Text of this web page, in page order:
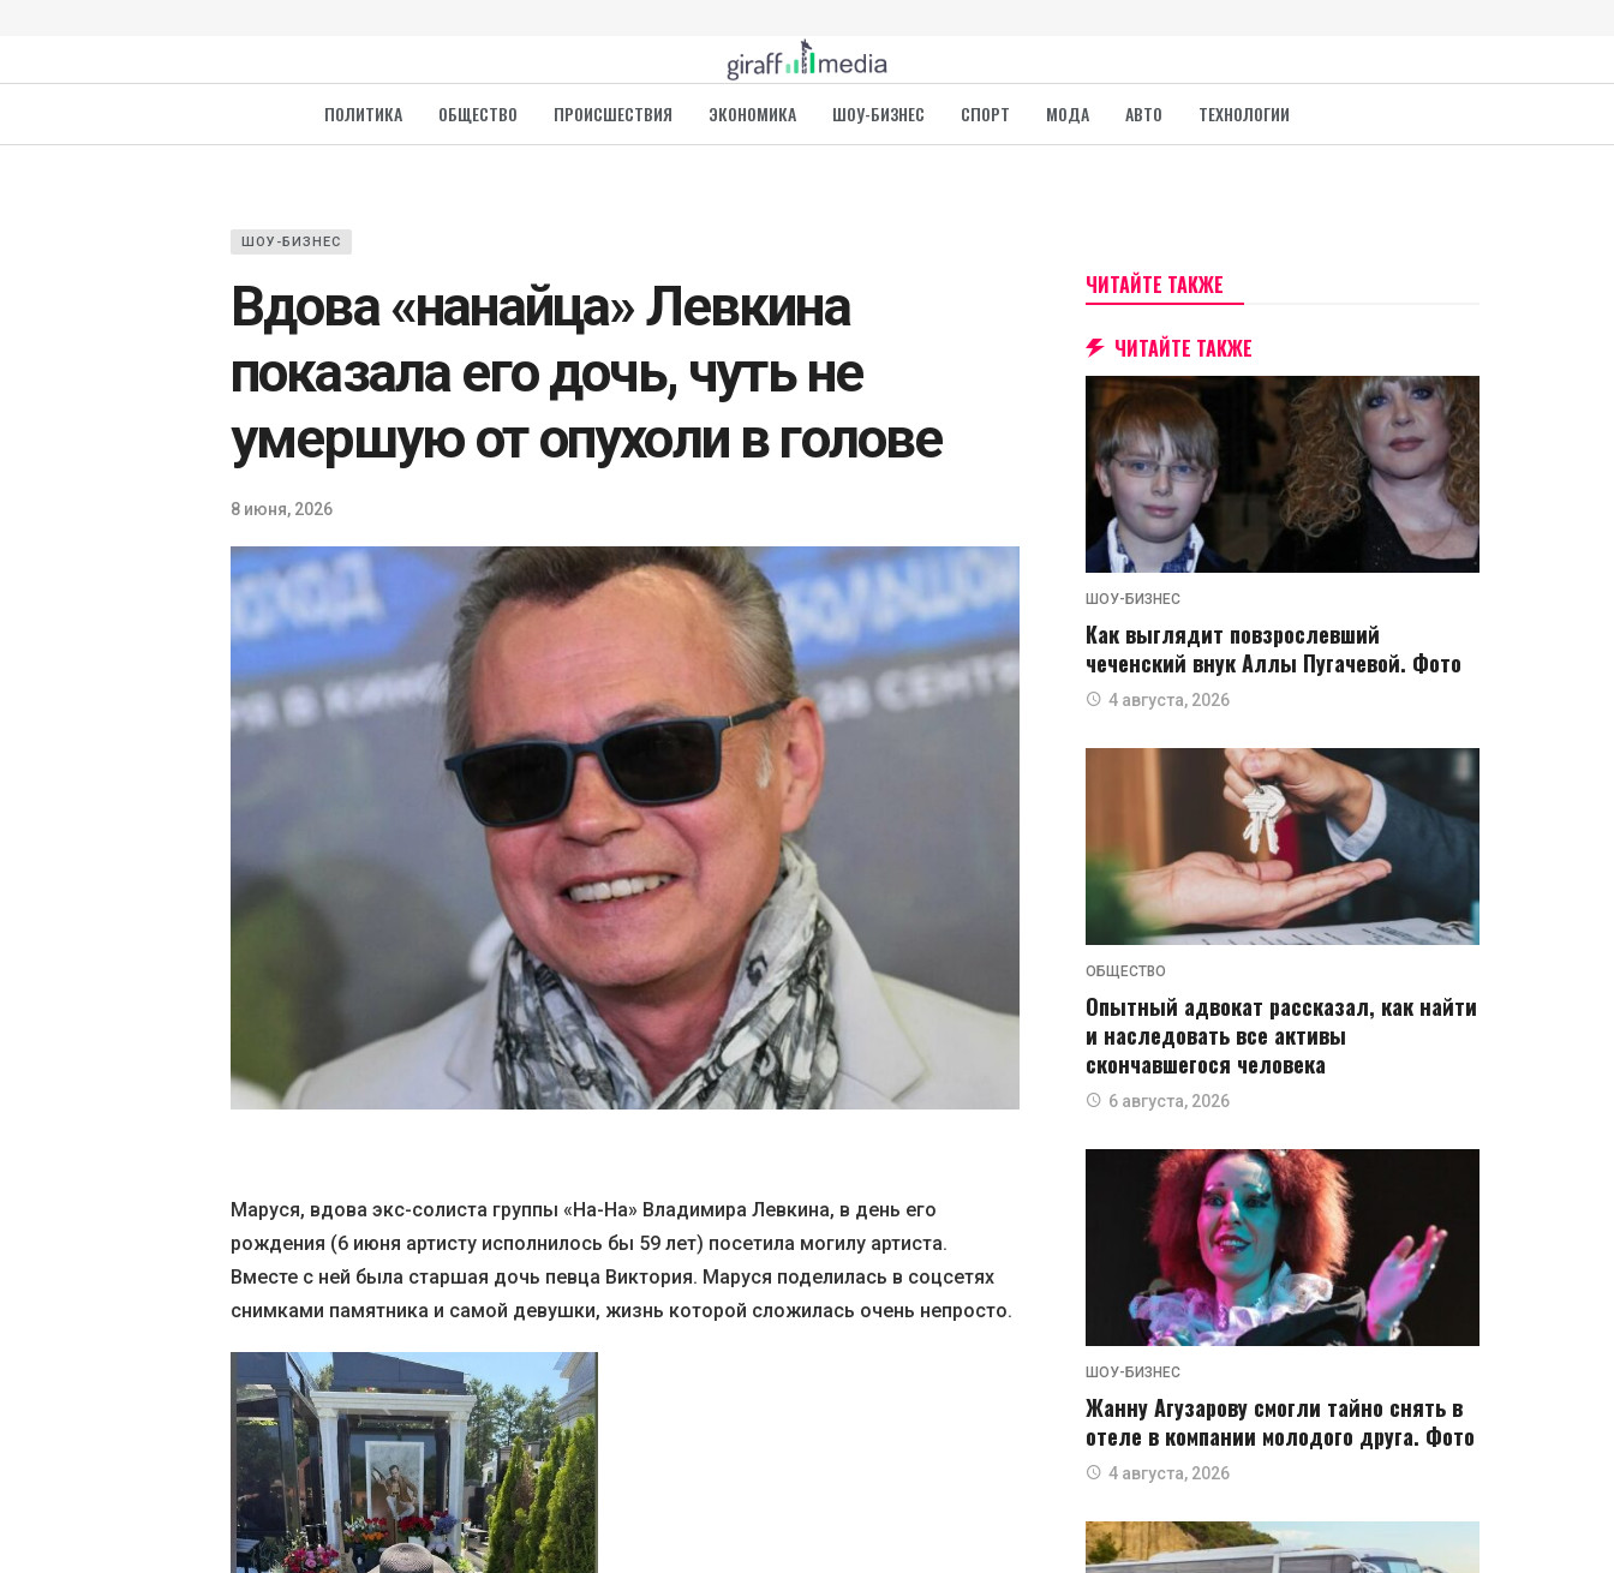
ПОЛИТИКА ОБЩЕСТВО ПРОИСШЕСТВИЯ ЭКОНОМИКА ШОУ-БИЗНЕС СПОРТ МОДА АВТО ТЕХНОЛОГИИ
ШОУ-БИЗНЕС
Вдова «нанайца» Левкина
показала его дочь, чуть не
умершую от опухоли в голове
8 июня, 2026
Маруся, вдова экс-солиста группы «На-На» Владимира Левкина, в день его
рождения (6 июня артисту исполнилось бы 59 лет) посетила могилу артиста.
Вместе с ней была старшая дочь певца Виктория. Маруся поделилась в соцсетях
снимками памятника и самой девушки, жизнь которой сложилась очень непросто.
ЧИТАЙТЕ ТАКЖЕ
ЧИТАЙТЕ ТАКЖЕ
ШОУ-БИЗНЕС
Как выглядит повзрослевший
чеченский внук Аллы Пугачевой. Фото
4 августа, 2026
ОБЩЕСТВО
Опытный адвокат рассказал, как найти
и наследовать все активы
скончавшегося человека
6 августа, 2026
ШОУ-БИЗНЕС
Жанну Агузарову смогли тайно снять в
отеле в компании молодого друга. Фото
4 августа, 2026